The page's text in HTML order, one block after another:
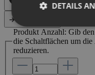
Produkt Anzahl: Gib
die Schaltflächen um
reduzieren.
DETAILS